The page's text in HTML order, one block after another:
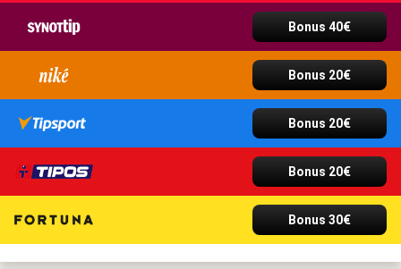
Bonus 40€
Bonus 20€
Bonus 20€
Bonus 20€
Bonus 30€